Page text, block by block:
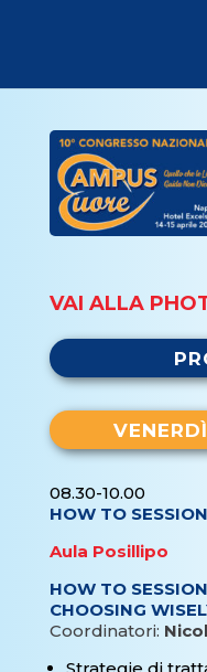
VAI ALLA
08.30-10.00
HOW TO
Aula Posillipo
HOW TO
CHOOSING
Coordinatori:
Strategie di